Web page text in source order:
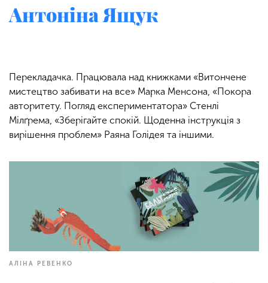
Антоніна Ящук
Перекладачка. Працювала над книжками «Витончене
мистецтво забивати на все» Марка Менсона, «Покора
авторитету. Погляд експериментатора» Стенлі
Мілґрема, «Зберігайте спокій. Щоденна інструкція з
вирішення проблем» Раяна Голідея та іншими.
АЛІНА РЕВЕНКО